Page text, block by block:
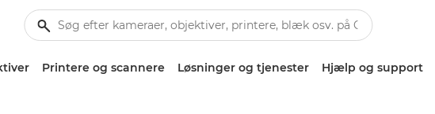
Printere og scannere Løsninger og tjenester Hjælp og support